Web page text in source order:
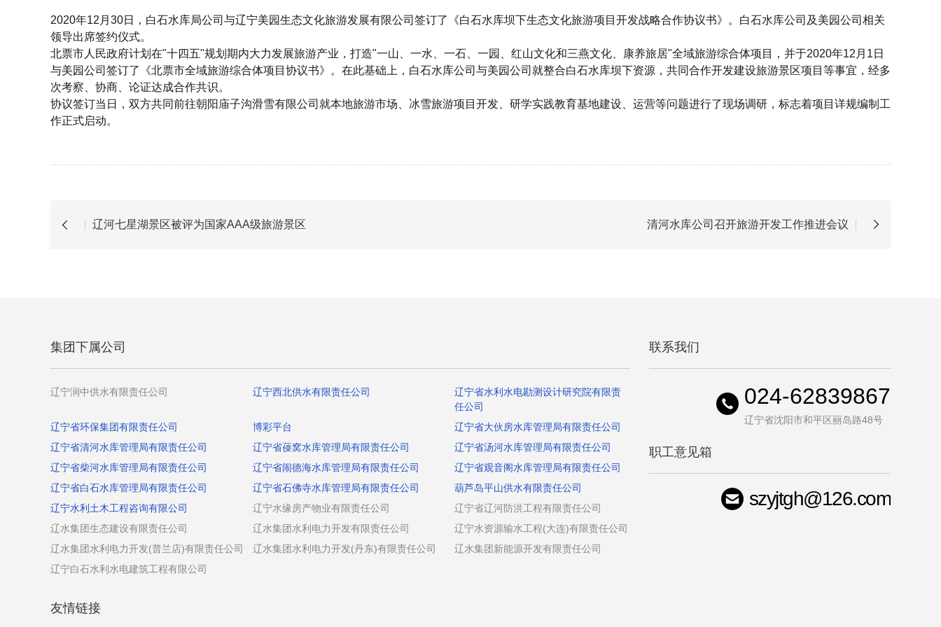
2020年12月30日，白石水库局公司与辽宁美园生态文化旅游发展有限公司签订了《白石水库坝下生态文化旅游项目开发战略合作协议书》。白石水库公司及美园公司相关
领导出席签约仪式。
北票市人民政府计划在"十四五"规划期内大力发展旅游产业，打造"一山、一水、一石、一园、红山文化和三燕文化、康养旅居"全域旅游综合体项目 ， 并于2020年12月1日
与美园公司签订了《北票市全域旅游综合体项目协议书》。 在此基础上，白石水库公司与美园公司就整合白石水库坝下资源，共同合作开发建设旅游景区项目等事宜，经多
次考察、协商、论证达成合作共识。
协议签订当日，双方共同前往朝阳庙子沟滑雪有限公司就本地旅游市场、冰雪旅游项目开发、研学实践教育基地建设、运营等问题进行了现场调研，标志着项目详规编制工
作正式启动。
辽河七星湖景区被评为国家AAA级旅游景区 清河水库公司召开旅游开发工作推进会议
集团下属公司
辽宁润中供水有限责任公司 辽宁西北供水有限责任公司
辽宁省水利水电勘测设计研究院有限责
任公司
辽宁省环保集团有限责任公司
博彩平台
辽宁省大伙房水库管理局有限责任公司
辽宁省清河水库管理局有限责任公司
辽宁省葠窝水库管理局有限责任公司
辽宁省汤河水库管理局有限责任公司
辽宁省柴河水库管理局有限责任公司
辽宁省闹德海水库管理局有限责任公司
辽宁省观音阁水库管理局有限责任公司
辽宁省白石水库管理局有限责任公司
辽宁省石佛寺水库管理局有限责任公司
葫芦岛平山供水有限责任公司
辽宁水利土木工程咨询有限公司
辽宁水缘房产物业有限责任公司
辽宁省辽河防洪工程有限责任公司
辽水集团生态建设有限责任公司
辽水集团水利电力开发有限责任公司
辽宁水资源输水工程(大连)有限责任公司
辽水集团水利电力开发(普兰店)有限责任公司
辽水集团水利电力开发(丹东)有限责任公司
辽水集团新能源开发有限责任公司
辽宁白石水利水电建筑工程有限公司
联系我们
024-62839867
辽宁省沈阳市和平区丽岛路48号
职工意见箱
szyjtgh@126.com
友情链接